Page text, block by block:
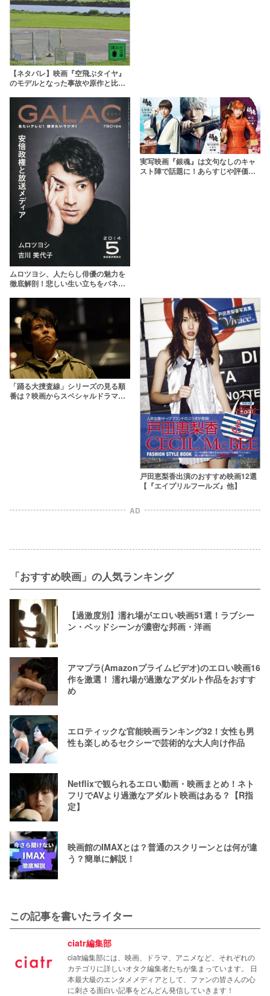
【ネタバレ】映画『空飛ぶタイヤ』
のモデルとなった事故や原作と比較
理由とは
ムロツヨシ、人たらし俳優の魅力を
徹底解剖！悲しい生い立ちをバネに
実写映画『銀魂』は文句なしのキャ
スト陣で話題に！あらすじや評価を
「踊る大捜査線」シリーズの見る順
番は？映画からスペシャルドラマ・
戸田恵梨香出演のおすすめ映画12選
【『エイプリルフールズ』他】
AD
「おすすめ映画」の人気ランキング
【過激度別】濡れ場がエロい映画51選！ラブシー
ン・ベッドシーンが濃密な邦画・洋画
アマプラ(Amazonプライムビデオ)のエロい映画16
作を激選！ 濡れ場が過激なアダルト作品をおすす
め
エロティックな官能映画ランキング32！女性も男
性も楽しめるセクシーで芸術的な大人向け作品
Netflixで観られるエロい動画・映画まとめ！ネト
フリでAVより過激なアダルト映画はある？【R指
定】
映画館のIMAXとは？普通のスクリーンとは何が違
う？簡単に解説！
この記事を書いたライター
ciatr編集部
ciatr編集部には、映画、ドラマ、アニメなど、それぞれの
カテゴリに詳しいオタク編集者たちが集まっています。 日
本最大級のエンタメメディアとして、ファンの皆さんの心
に刺さる面白い記事をどんどん発信していきます！